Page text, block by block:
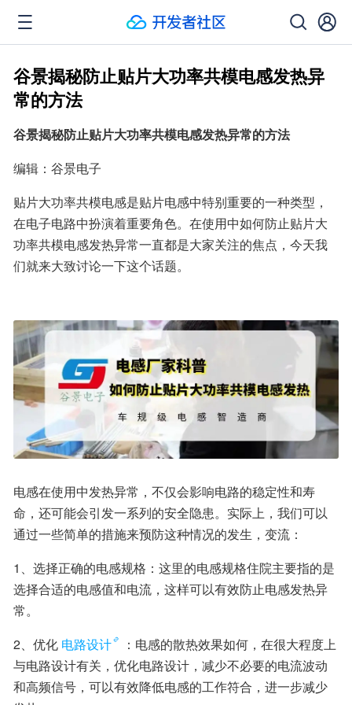
谷景揭秘防止贴片大功率共模电感发热异
常的方法
谷景揭秘防止贴片大功率共模电感发热异常的方法
编辑：谷景电子
贴片大功率共模电感是贴片电感中特别重要的一种类型，
在电子电路中扮演着重要角色。在使用中如何防止贴片大
功率共模电感发热异常一直都是大家关注的焦点，今天我
们就来大致讨论一下这个话题。
电感在使用中发热异常，不仅会影响电路的稳定性和寿
命，还可能会引发一系列的安全隐患。实际上，我们可以
通过一些简单的措施来预防这种情况的发生，变流：
1、选择正确的电感规格：这里的电感规格住院主要指的是
选择合适的电感值和电流，这样可以有效防止电感发热异
常。
2、优化 电路设计
：电感的散热效果如何，在很大程度上
与电路设计有关，优化电路设计，减少不必要的电流波动
和高频信号，可以有效降低电感的工作符合，进一步减少